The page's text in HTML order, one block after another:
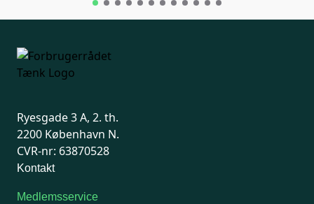
Ryesgade 3 A, 2. th.
2200 København N.
CVR-nr: 63870528
Kontakt
Medlemsservice